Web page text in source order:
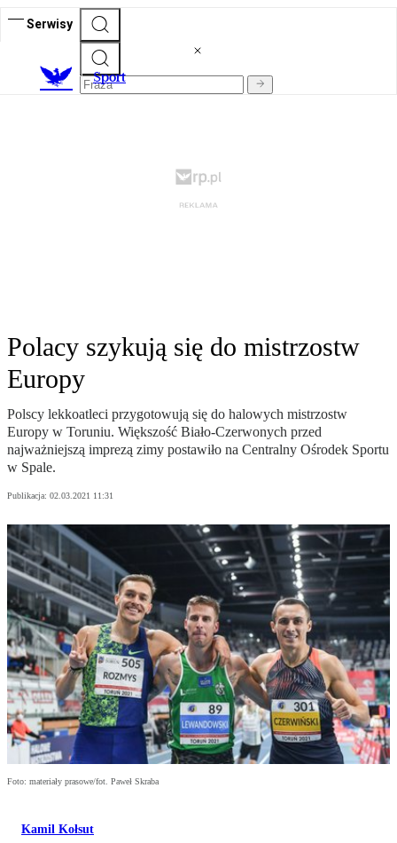
Serwisy
Sport
Polacy szykują się do mistrzostw
Europy
Polscy lekkoatleci przygotowują się do halowych mistrzostw
Europy w Toruniu. Większość Biało-Czerwonych przed
najważniejszą imprezą zimy postawiło na Centralny Ośrodek Sportu
w Spale.
Publikacja: 02.03.2021 11:31
Foto: materiały prasowe/fot. Paweł Skraba
Kamil Kołsut